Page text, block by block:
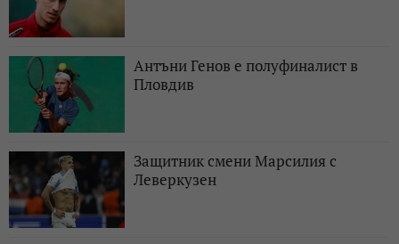
Антъни Генов е полуфиналист в
Пловдив
Защитник смени Марсилия с
Леверкузен